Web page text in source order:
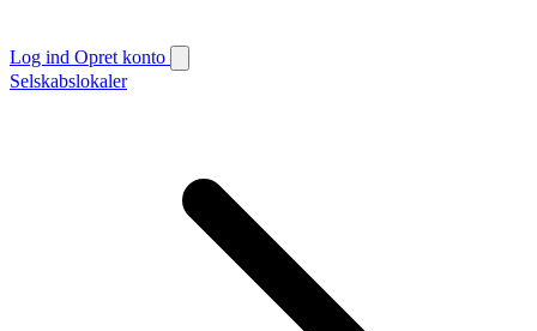
Log ind Opret konto
Selskabslokaler